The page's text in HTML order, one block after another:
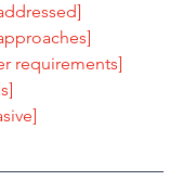
requirements]